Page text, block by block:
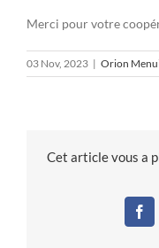
Merci pour votre
03 Nov, 2023 | Orion
Cet article vous a